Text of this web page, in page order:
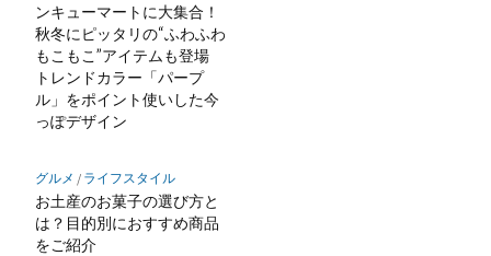
ンキューマートに大集合！
秋冬にピッタリの“ふわふわ
もこもこ”アイテムも登場
トレンドカラー「パープ
ル」をポイント使いした今
っぽデザイン
グルメ / ライフスタイル
お土産のお菓子の選び方と
は？目的別におすすめ商品
をご紹介